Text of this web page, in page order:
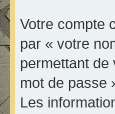
Votre compte
par « votre
permettant
mot de passe
Les